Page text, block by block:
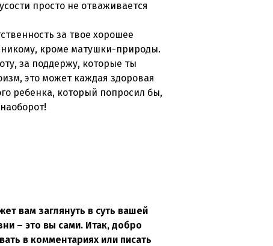
просто не отваживается
за твое хорошее
никому, кроме матушки-природы.
за поддержу, которые ты
это может каждая здоровая
ребенка, который попросил бы,
вам заглянуть в суть вашей
– это вы сами. Итак, добро
в комментариях или писать